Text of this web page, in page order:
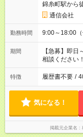
錦糸町駅から
通信会社
勤務時間 9:00～18:00
期間
【急募】即
相談ください！
特徴 履歴書不要 /
気になる！
掲載元企業名